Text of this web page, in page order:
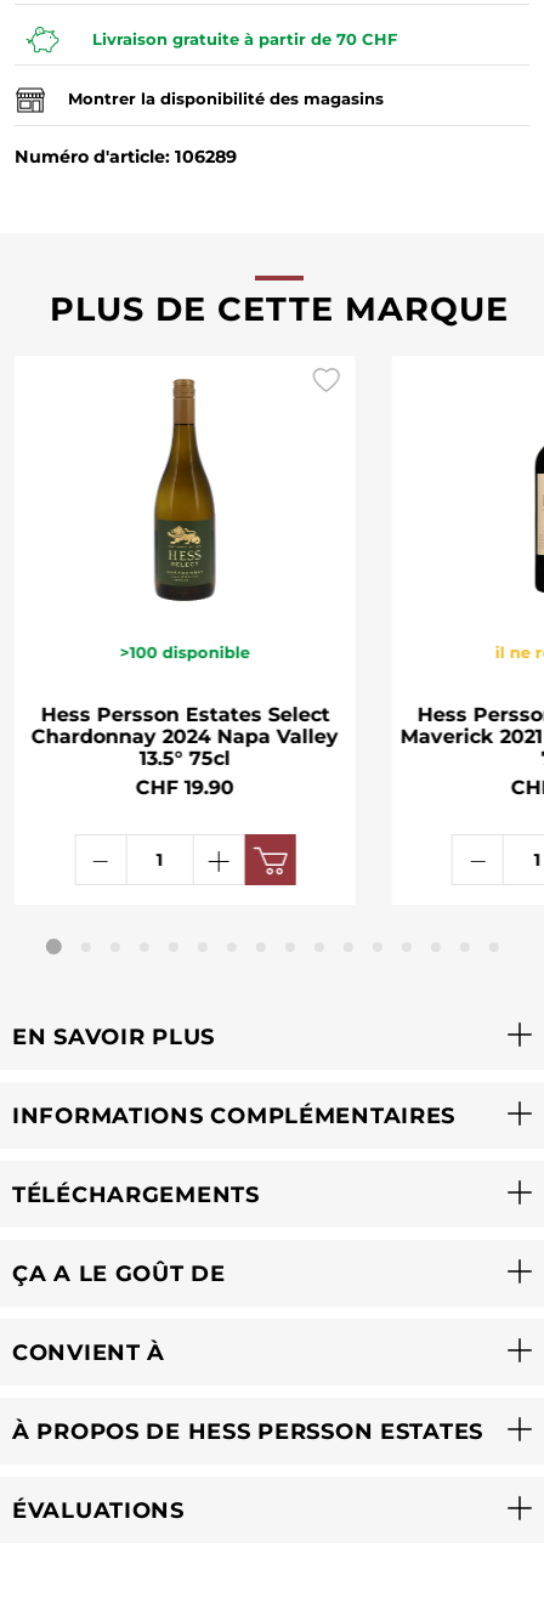
Livraison gratuite à partir de 70 CHF
Montrer la disponibilité des magasins
Numéro d'article: 106289
PLUS DE CETTE MARQUE
>100 disponible
Hess Persson Estates Select
Chardonnay 2024 Napa Valley
13.5° 75cl
CHF 19.90
il ne
Hess
Maverick
EN SAVOIR PLUS
INFORMATIONS COMPLÉMENTAIRES
TÉLÉCHARGEMENTS
ÇA A LE GOÛT DE
CONVIENT À
À PROPOS DE HESS PERSSON ESTATES
ÉVALUATIONS